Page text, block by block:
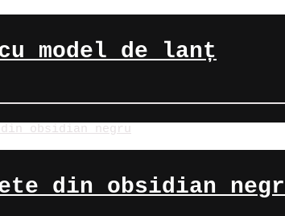
model de lanț
din obsidian